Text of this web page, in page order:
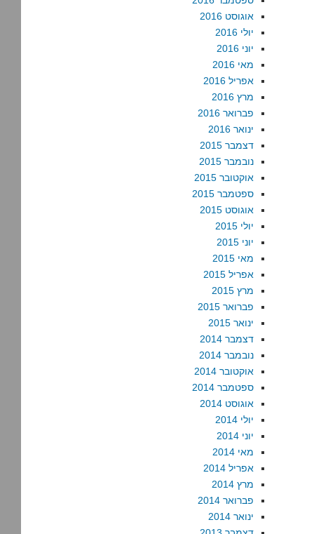
אוגוסט 2016
יולי 2016
יוני 2016
מאי 2016
אפריל 2016
מרץ 2016
פברואר 2016
ינואר 2016
דצמבר 2015
נובמבר 2015
אוקטובר 2015
ספטמבר 2015
אוגוסט 2015
יולי 2015
יוני 2015
מאי 2015
אפריל 2015
מרץ 2015
פברואר 2015
ינואר 2015
דצמבר 2014
נובמבר 2014
אוקטובר 2014
ספטמבר 2014
אוגוסט 2014
יולי 2014
יוני 2014
מאי 2014
אפריל 2014
מרץ 2014
פברואר 2014
ינואר 2014